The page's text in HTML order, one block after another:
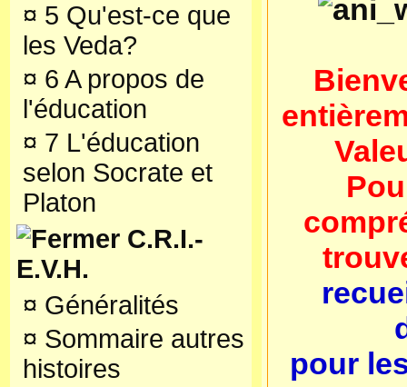
¤ 5 Qu'est-ce que
les Veda?
¤ 6 A propos de
l'éducation
¤ 7 L'éducation
selon Socrate et
Platon
C.R.I.-
E.V.H.
¤ Généralités
¤ Sommaire autres
histoires
pour